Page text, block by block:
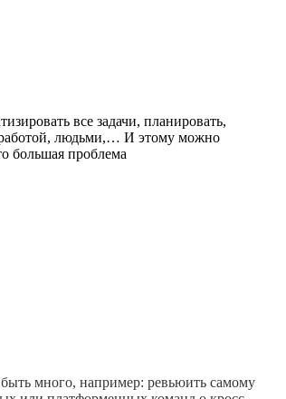
все задачи, планировать,
работой, людьми,… И этому можно
большая проблема
быть много, например: ревьюить самому